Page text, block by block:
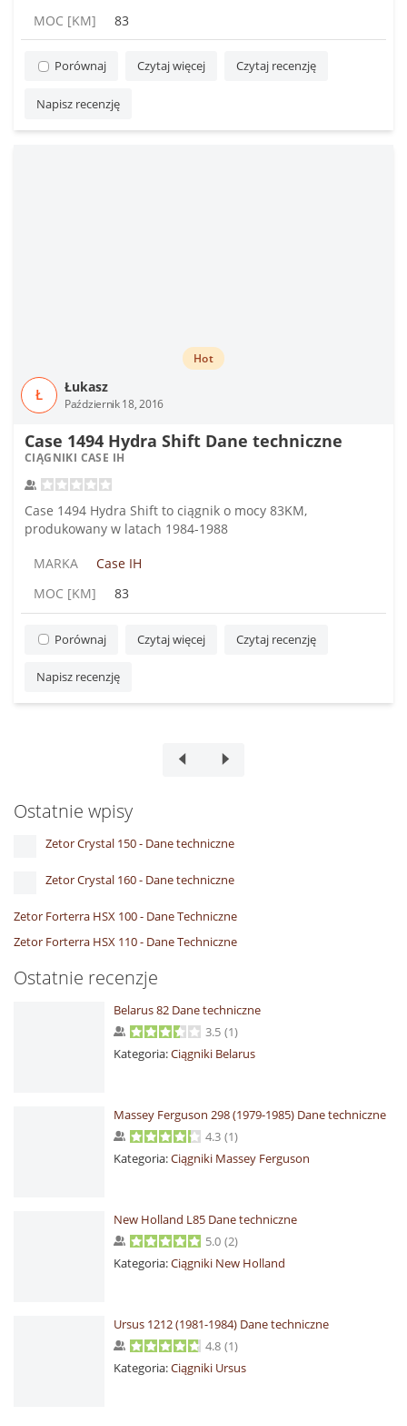
MOC [KM]
83
Porównaj Czytaj więcej Czytaj recenzję
Napisz recenzję
Ł Łukasz
Październik 18, 2016
Hot
Case 1494 Hydra Shift Dane techniczne
CIĄGNIKI CASE IH
Case 1494 Hydra Shift to ciągnik o mocy 83KM,
produkowany w latach 1984-1988
MARKA
Case IH
MOC [KM]
83
Porównaj Czytaj więcej Czytaj recenzję
Napisz recenzję
Ostatnie wpisy
Zetor Crystal 150 - Dane techniczne
Zetor Crystal 160 - Dane techniczne
Zetor Forterra HSX 100 - Dane Techniczne
Zetor Forterra HSX 110 - Dane Techniczne
Ostatnie recenzje
Belarus 82 Dane techniczne
3.5 (1)
Kategoria:Ciągniki Belarus
Massey Ferguson 298 (1979-1985) Dane techniczne
4.3 (1)
Kategoria:Ciągniki Massey Ferguson
New Holland L85 Dane techniczne
5.0 (2)
Kategoria:Ciągniki New Holland
Ursus 1212 (1981-1984) Dane techniczne
4.8 (1)
Kategoria:Ciągniki Ursus